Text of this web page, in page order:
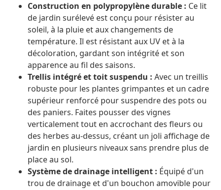
Construction en polypropylène durable : Ce lit
de jardin surélevé est conçu pour résister au
soleil, à la pluie et aux changements de
température. Il est résistant aux UV et à la
décoloration, gardant son intégrité et son
apparence au fil des saisons.
Trellis intégré et toit suspendu : Avec un treillis
robuste pour les plantes grimpantes et un cadre
supérieur renforcé pour suspendre des pots ou
des paniers. Faites pousser des vignes
verticalement tout en accrochant des fleurs ou
des herbes au-dessus, créant un joli affichage de
jardin en plusieurs niveaux sans prendre plus de
place au sol.
Système de drainage intelligent : Équipé d'un
trou de drainage et d'un bouchon amovible pour